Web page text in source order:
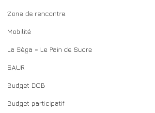
Zone de rencontre
Mobilité
La Sèga = Le Pain de Sucre
SAUR
Budget DOB
Budget participatif